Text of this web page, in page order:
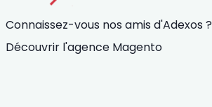
Connaissez-vous nos amis d'Adexos ?
Découvrir l'agence Magento